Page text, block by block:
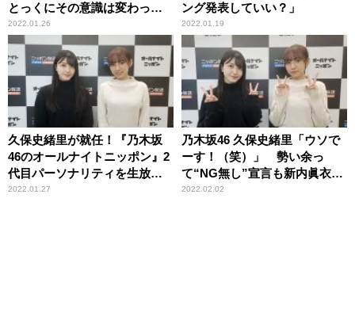
とっくにその意識は変わって
いると思う」
2022.01.26
ング発表していい？」
2022.01.19
久保史緒里が就任！『乃木坂
46のオールナイトニッポン』2
代目パーソナリティを生放送
で発表
2022.01.27
乃木坂46 久保史緒里「ウソで
ーす！（笑）」 勢い余っ
て“NG無し”宣言も新内眞衣に
止められ苦笑い ～2代目「オ
2022.02.02